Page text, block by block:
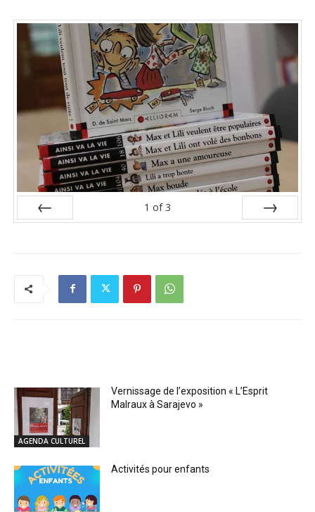
1 of 3
AGENDA CULTUREL
Vernissage de l’exposition « L’Esprit
Malraux à Sarajevo »
Activités pour enfants